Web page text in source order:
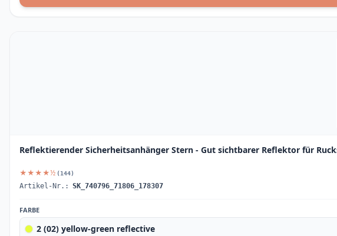
Reflektierender Sicherheitsanhänger Stern - Gut sichtbarer Reflektor für
★★★★½ (144)
Artikel-Nr.: SK_740796_71806_178307
FARBE
2 (02) yellow-green reflective